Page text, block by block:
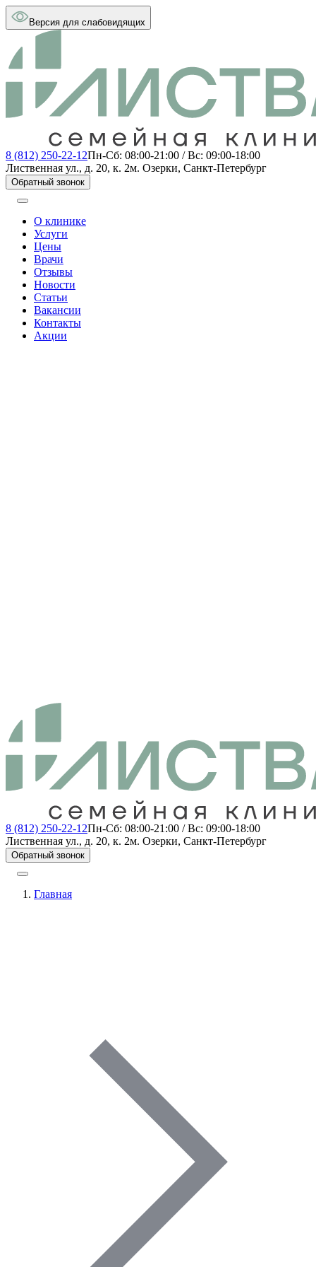
Версия для слабовидящих
8 (812) 250-22-12Пн-Сб: 08:00-21:00 / Вс: 09:00-18:00
Лиственная ул., д. 20, к. 2м. Озерки, Санкт-Петербург
Обратный звонок
О клинике
Услуги
Цены
Врачи
Отзывы
Новости
Статьи
Вакансии
Контакты
Акции
8 (812) 250-22-12Пн-Сб: 08:00-21:00 / Вс: 09:00-18:00
Лиственная ул., д. 20, к. 2м. Озерки, Санкт-Петербург
Обратный звонок
Главная